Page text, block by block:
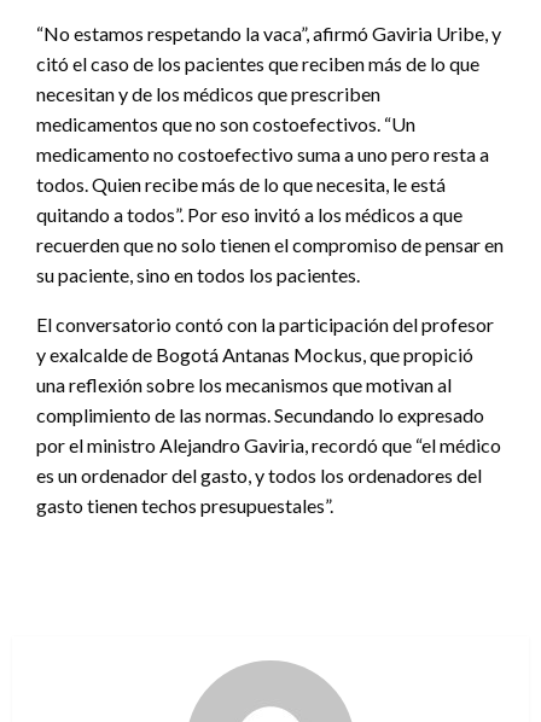
“No estamos respetando la vaca”, afirmó Gaviria Uribe, y
citó el caso de los pacientes que reciben más de lo que
necesitan y de los médicos que prescriben
medicamentos que no son costoefectivos. “Un
medicamento no costoefectivo suma a uno pero resta a
todos. Quien recibe más de lo que necesita, le está
quitando a todos”. Por eso invitó a los médicos a que
recuerden que no solo tienen el compromiso de pensar en
su paciente, sino en todos los pacientes.
El conversatorio contó con la participación del profesor
y exalcalde de Bogotá Antanas Mockus, que propició
una reflexión sobre los mecanismos que motivan al
complimiento de las normas. Secundando lo expresado
por el ministro Alejandro Gaviria, recordó que “el médico
es un ordenador del gasto, y todos los ordenadores del
gasto tienen techos presupuestales”.